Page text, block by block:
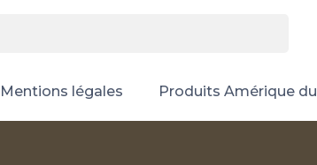
Mentions légales Produits Amérique